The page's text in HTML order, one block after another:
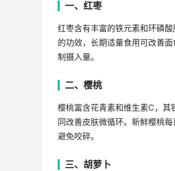
一、红枣
红枣含有丰富的铁元素和环磷
的功效，长期适量食用可改善
制摄入量。
二、樱桃
樱桃富含花青素和维生素C，
同改善皮肤微循环。新鲜樱桃
避免咬碎。
三、胡萝卜